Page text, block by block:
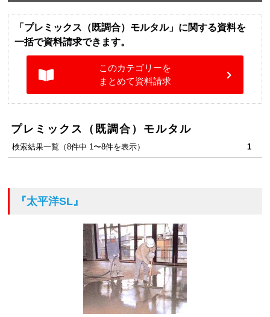
「プレミックス（既調合）モルタル」に関する資料を
一括で資料請求できます。
このカテゴリーを
まとめて資料請求
プレミックス（既調合）モルタル
検索結果一覧（8件中 1〜8件を表示） 1
『太平洋SL』